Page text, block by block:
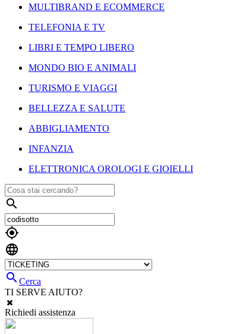
MULTIBRAND E ECOMMERCE
TELEFONIA E TV
LIBRI E TEMPO LIBERO
MONDO BIO E ANIMALI
TURISMO E VIAGGI
BELLEZZA E SALUTE
ABBIGLIAMENTO
INFANZIA
ELETTRONICA OROLOGI E GIOIELLI



Cerca
TI SERVE AIUTO?
Richiedi assistenza